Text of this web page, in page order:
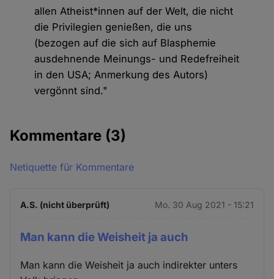
allen Atheist*innen auf der Welt, die nicht
die Privilegien genießen, die uns
(bezogen auf die sich auf Blasphemie
ausdehnende Meinungs- und Redefreiheit
in den USA; Anmerkung des Autors)
vergönnt sind."
Kommentare (3)
Netiquette für Kommentare
A.S. (nicht überprüft) Mo. 30 Aug 2021 - 15:21
Man kann die Weisheit ja auch
Man kann die Weisheit ja auch indirekter unters